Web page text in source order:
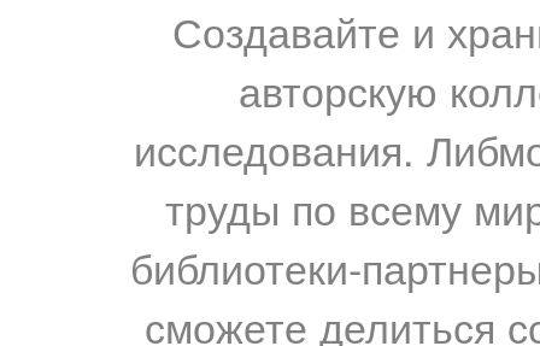
Создавайте и
авторскую
исследования.
труды по всему
библиотеки-
сможете делиться